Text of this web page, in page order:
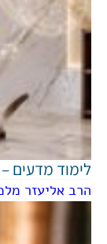
לימוד מדעים
הרב אליעזר